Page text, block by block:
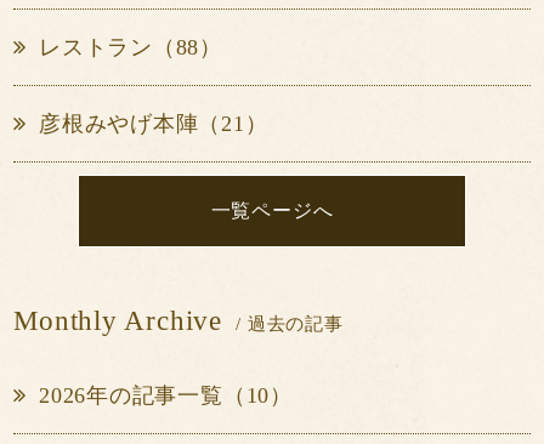
レストラン（88）
彦根みやげ本陣（21）
一覧ページへ
Monthly Archive / 過去の記事
2026年の記事一覧（10）